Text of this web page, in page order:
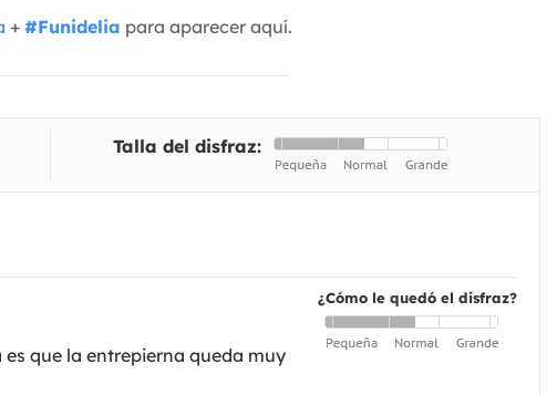
+ #Funidelia para aparecer aquí.
Talla del disfraz:
¿Cómo le quedó el disfraz?
que la entrepierna queda muy